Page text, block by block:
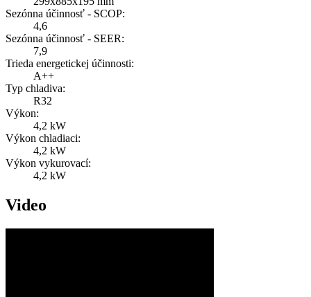
Sezónna účinnosť - SCOP:
4,6
Sezónna účinnosť - SEER:
7,9
Trieda energetickej účinnosti:
A++
Typ chladiva:
R32
Výkon:
4,2 kW
Výkon chladiaci:
4,2 kW
Výkon vykurovací:
4,2 kW
Video